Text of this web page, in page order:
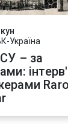
Україна
– за